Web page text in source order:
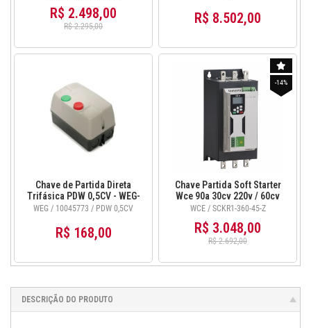
R$ 2.498,00
R$ 2.295,00 R$ 8.502,00
Chave de Partida Direta
Trifásica PDW 0,5CV - WEG-
10045773
WEG / 10045773 / PDW 0,5CV
R$ 168,00
-14%
Chave Partida Soft Starter
Wce 90a 30cv 220v / 60cv
380v Ihm - SCKR1-360-45-Z
WCE / SCKR1-360-45-Z
R$ 3.048,00
R$ 2.692,00
DESCRIÇÃO DO PRODUTO